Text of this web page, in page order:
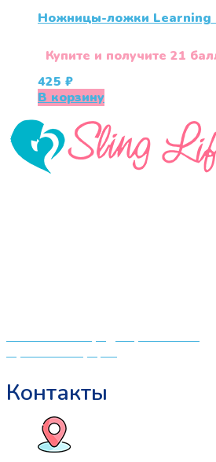
Ножницы-ложки Learning
Купите и получите 21
425 ₽
В корзину
Политика конфиденциальности
Публичная оферта
Контакты